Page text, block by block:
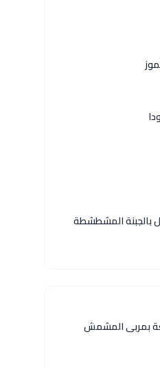
بالجبنة المشطشطة
بمربى المشمش